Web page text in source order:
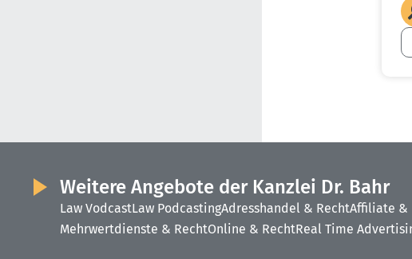
Weitere Angebote der Kanzlei Dr. Bahr
Law VodcastLaw PodcastingAdresshandel & RechtAffiliate &
Mehrwertdienste & RechtOnline & RechtReal Time